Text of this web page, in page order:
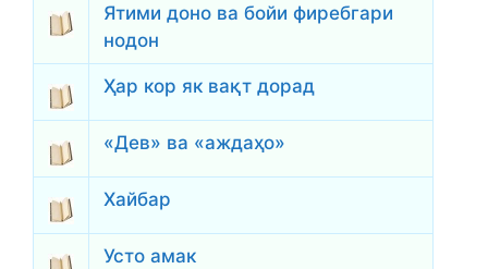
Ятими доно ва бойи фиребгари
нодон
Ҳар кор як вақт дорад
«Дев» ва «аждаҳо»
Хайбар
Усто амак